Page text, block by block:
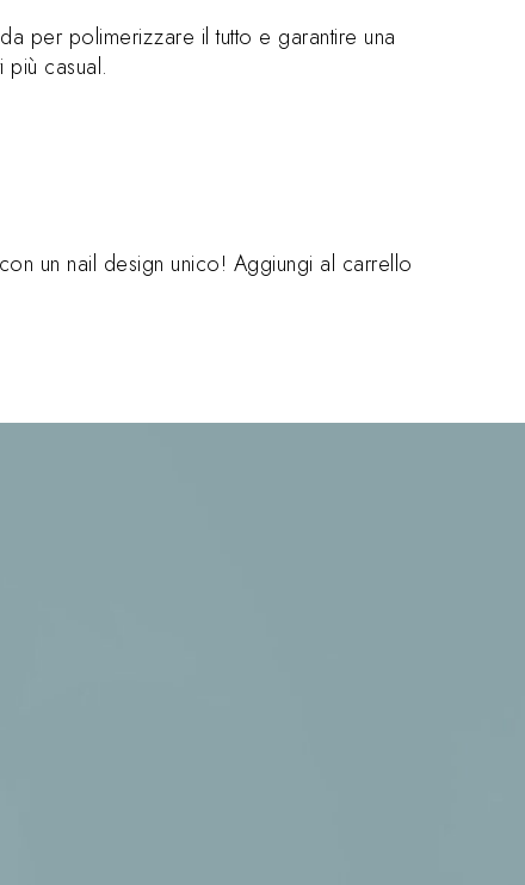
per polimerizzare il tutto e garantire una
casual.
un nail design unico! Aggiungi al carrello